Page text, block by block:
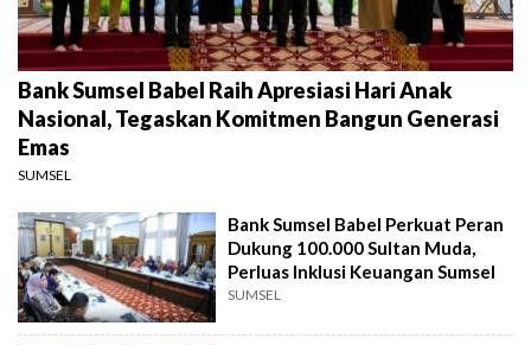
Bank Sumsel Babel Raih Apresiasi Hari Anak
Nasional, Tegaskan Komitmen Bangun Generasi
Emas
SUMSEL
Bank Sumsel Babel Perkuat Peran
Dukung 100.000 Sultan Muda,
Perluas Inklusi Keuangan Sumsel
SUMSEL